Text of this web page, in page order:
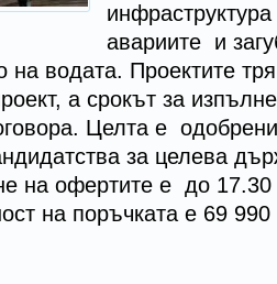
авариите и
на водата. Проектите
а срокът за
Целта е
за целева
на офертите е до 17.30
на поръчката е 69